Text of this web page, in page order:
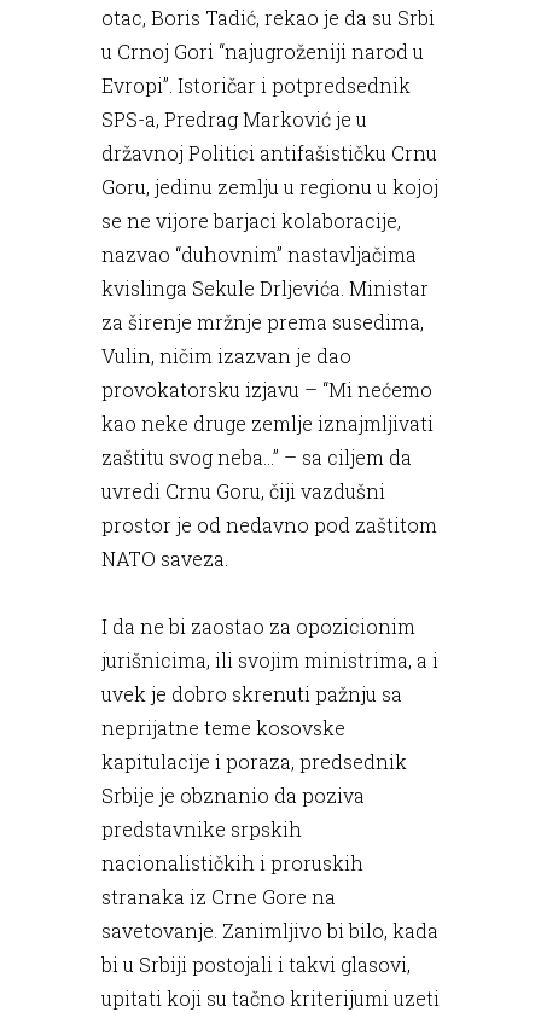
otac, Boris Tadić, rekao je da su Srbi
u Crnoj Gori “najugroženiji narod u
Evropi”. Istoričar i potpredsednik
SPS-a, Predrag Marković je u
državnoj Politici antifašističku Crnu
Goru, jedinu zemlju u regionu u kojoj
se ne vijore barjaci kolaboracije,
nazvao “duhovnim” nastavljačima
kvislinga Sekule Drljevića. Ministar
za širenje mržnje prema susedima,
Vulin, ničim izazvan je dao
provokatorsku izjavu – “Mi nećemo
kao neke druge zemlje iznajmljivati
zaštitu svog neba...” – sa ciljem da
uvredi Crnu Goru, čiji vazdušni
prostor je od nedavno pod zaštitom
NATO saveza.
I da ne bi zaostao za opozicionim
jurišnicima, ili svojim ministrima, a i
uvek je dobro skrenuti pažnju sa
neprijatne teme kosovske
kapitulacije i poraza, predsednik
Srbije je obznanio da poziva
predstavnike srpskih
nacionalističkih i proruskih
stranaka iz Crne Gore na
savetovanje. Zanimljivo bi bilo, kada
bi u Srbiji postojali i takvi glasovi,
upitati koji su tačno kriterijumi uzeti